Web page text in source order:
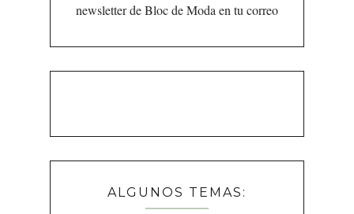
newsletter de Bloc de Moda en tu correo
ALGUNOS TEMAS: